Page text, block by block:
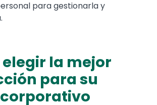
para gestionarla y
la mejor
para su